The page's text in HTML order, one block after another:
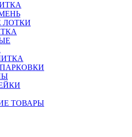
ЛОТКИ
ТОВАРЫ